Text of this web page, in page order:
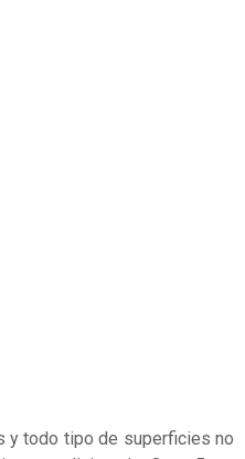
y todo tipo de superficies no